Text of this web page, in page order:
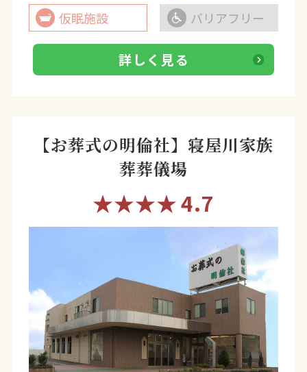
仮眠施設
バリアフリー
詳しく見る
【お葬式の明倫社】寝屋川家族
葬葬儀場
★★★★4.7